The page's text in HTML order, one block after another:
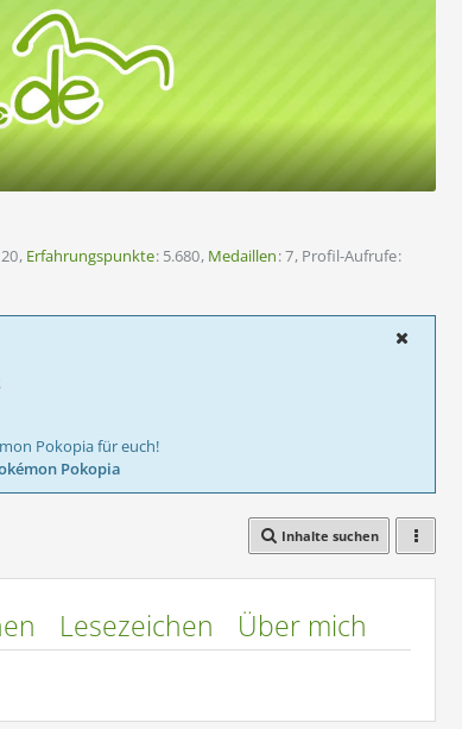
20 Erfahrungspunkte 5.680 Medaillen 7 Profil-Aufrufe
Pokopia für euch!
Pokopia
Inhalte suchen
Lesezeichen Über mich